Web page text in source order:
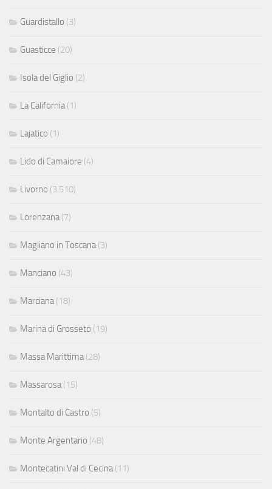
Guardistallo (3)
Guasticce (20)
Isola del Giglio (2)
La California (1)
Lajatico (1)
Lido di Camaiore (4)
Livorno (3.510)
Lorenzana (7)
Magliano in Toscana (3)
Manciano (43)
Marciana (18)
Marina di Grosseto (19)
Massa Marittima (28)
Massarosa (15)
Montalto di Castro (5)
Monte Argentario (48)
Montecatini Val di Cecina (11)